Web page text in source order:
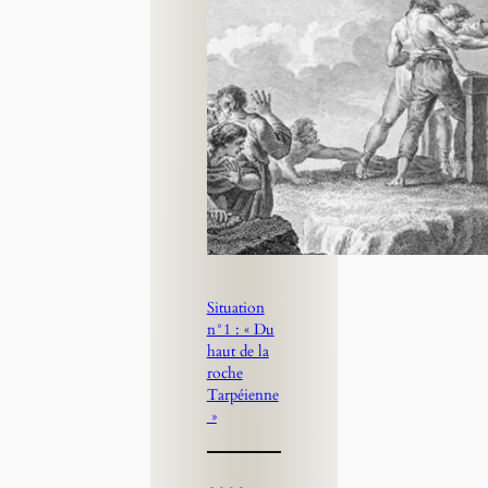
Situation
n°1 : « Du
haut de la
roche
Tarpéienne
»